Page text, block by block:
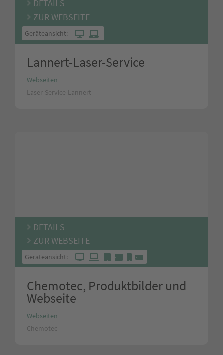
DETAILS
ZUR WEBSEITE
Geräteansicht:
Lannert-Laser-Service
Webseiten
Laser-Service-Lannert
DETAILS
ZUR WEBSEITE
Geräteansicht:
Chemotec, Produktbilder und
Webseite
Webseiten
Chemotec